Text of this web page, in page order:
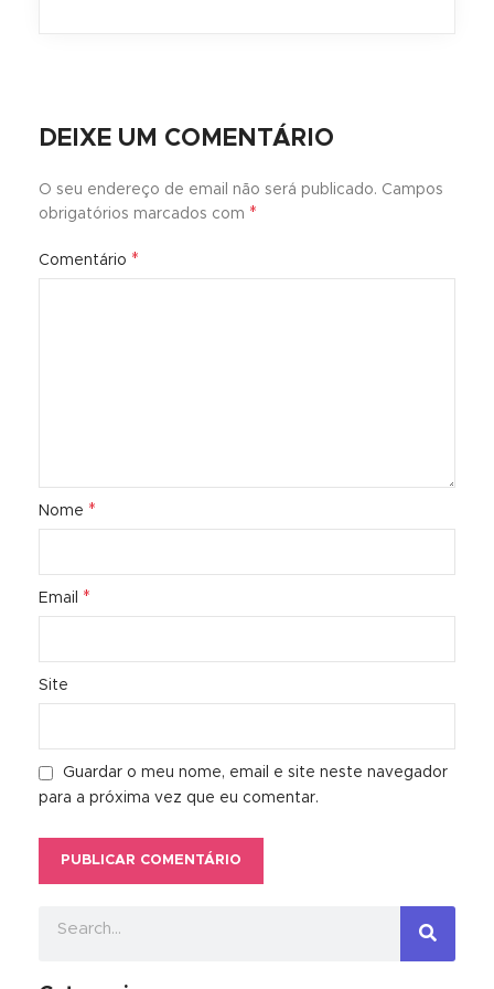
DEIXE UM COMENTÁRIO
O seu endereço de email não será publicado. Campos
obrigatórios marcados com *
Comentário *
Nome *
Email *
Site
Guardar o meu nome, email e site neste navegador
para a próxima vez que eu comentar.